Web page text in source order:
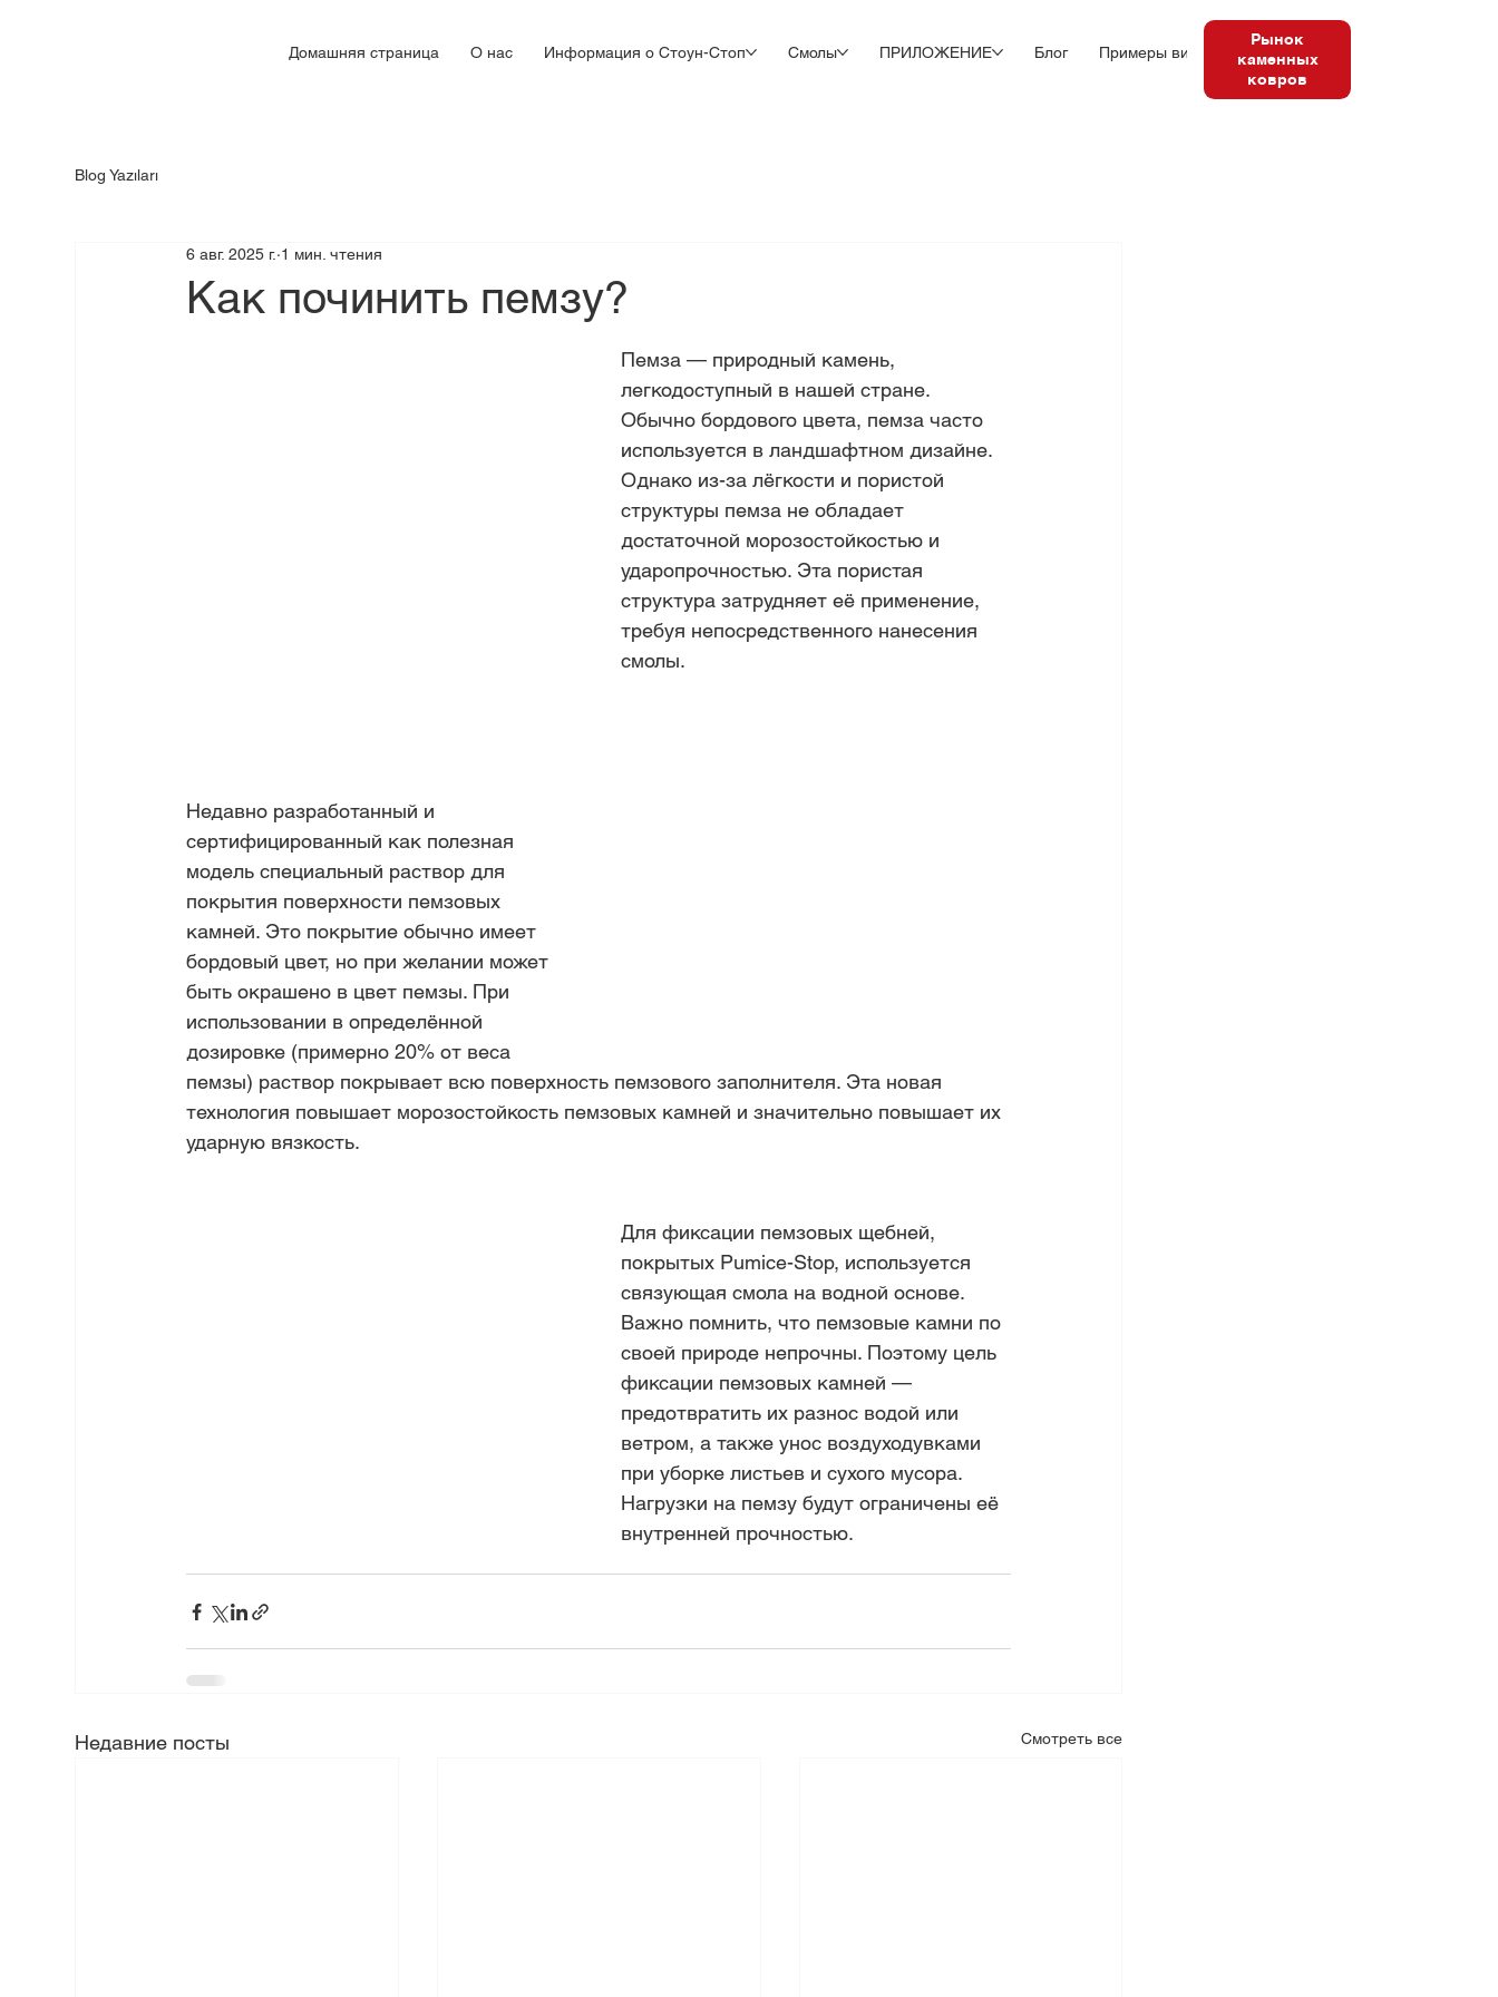
Домашняя страница О нас Информация о Стоун-Стоп Смолы ПРИЛОЖЕНИЕ Блог Примеры видео
Рынок
каменных
ковров
Blog Yazıları
Как починить пемзу?
6 авг. 2025 г. 1 мин. чтения
Пемза — природный камень,
легкодоступный в нашей стране.
Обычно бордового цвета, пемза часто
используется в ландшафтном дизайне.
Однако из-за лёгкости и пористой
структуры пемза не обладает
достаточной морозостойкостью и
ударопрочностью. Эта пористая
структура затрудняет её применение,
требуя непосредственного нанесения
смолы.
Недавно разработанный и
сертифицированный как полезная
модель специальный раствор для
покрытия поверхности пемзовых
камней. Это покрытие обычно имеет
бордовый цвет, но при желании может
быть окрашено в цвет пемзы. При
использовании в определённой
дозировке (примерно 20% от веса
пемзы) раствор покрывает всю поверхность пемзового заполнителя. Эта новая
технология повышает морозостойкость пемзовых камней и значительно повышает их
ударную вязкость.
Для фиксации пемзовых щебней,
покрытых Pumice-Stop, используется
связующая смола на водной основе.
Важно помнить, что пемзовые камни по
своей природе непрочны. Поэтому цель
фиксации пемзовых камней —
предотвратить их разнос водой или
ветром, а также унос воздуходувками
при уборке листьев и сухого мусора.
Нагрузки на пемзу будут ограничены её
внутренней прочностью.
Недавние посты Смотреть все